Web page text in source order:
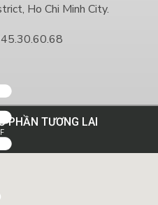
Ho Chi Minh City.